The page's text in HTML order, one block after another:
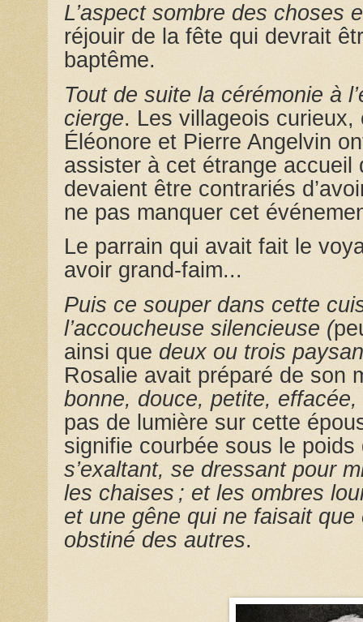
L’aspect sombre des choses
réjouir de la fête qui devrait
baptême.
Tout de suite la cérémonie à
cierge. Les villageois
Éléonore et Pierre Angelvin
assister à cet étrange accueil
devaient être contrariés
ne pas manquer cet
Le parrain qui avait fait le
avoir grand-faim...
Puis ce souper dans cette
l’accoucheuse silencieuse (
ainsi que deux ou trois
Rosalie avait préparé de son
bonne, douce, petite,
pas de lumière sur cette
signifie courbée sous le
s’exaltant, se dressant pour
les chaises ; et les ombres
et une gêne qui ne faisait
obstiné des autres.